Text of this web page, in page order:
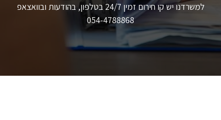
למשרדנו יש קו חירום זמין 24/7 בטלפון, בהודעות ובוואצאפ
054-4788868